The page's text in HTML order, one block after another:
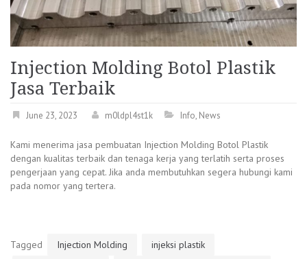
Injection Molding Botol Plastik
Jasa Terbaik
June 23, 2023 m0ldpl4st1k Info, News
Kami menerima jasa pembuatan Injection Molding Botol Plastik
dengan kualitas terbaik dan tenaga kerja yang terlatih serta proses
pengerjaan yang cepat. Jika anda membutuhkan segera hubungi kami
pada nomor yang tertera.
Tagged Injection Molding
injeksi plastik